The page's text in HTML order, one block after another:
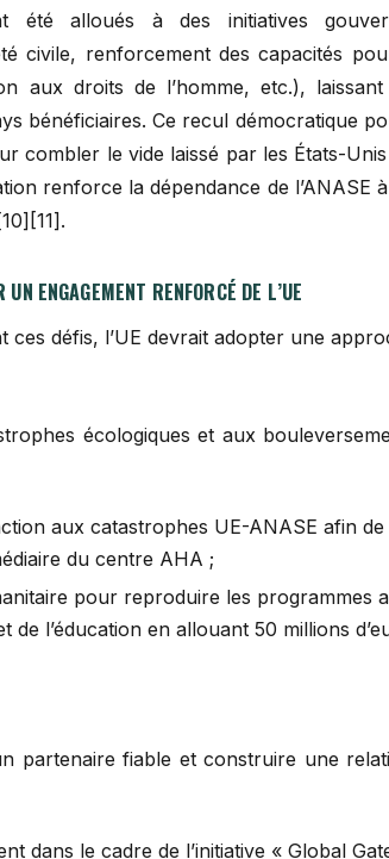
été alloués à des initiatives
civile, renforcement des capacités
aux droits de l’homme, etc.),
bénéficiaires. Ce recul démocratique
combler le vide laissé par les États-
renforce la dépendance de l’ANASE
ENGAGEMENT RENFORCÉ DE L’UE
ces défis, l’UE devrait adopter une
écologiques et aux
aux catastrophes UE-ANASE afin
du centre AHA ;
pour reproduire les programmes
de l’éducation en allouant 50 millions
partenaire fiable et construire une
dans le cadre de l’initiative « Global